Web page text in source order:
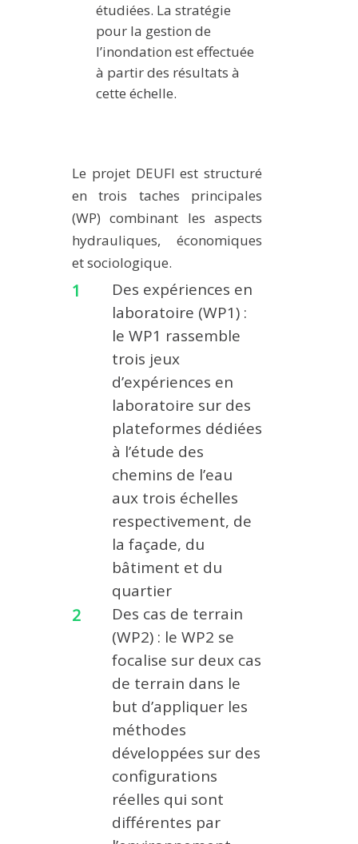
étudiées. La stratégie
pour la gestion de
l’inondation est effectuée
à partir des résultats à
cette échelle.
Le projet DEUFI est structuré
en trois taches principales
(WP) combinant les aspects
hydrauliques, économiques
et sociologique.
Des expériences en
laboratoire (WP1) :
le WP1 rassemble
trois jeux
d’expériences en
laboratoire sur des
plateformes dédiées
à l’étude des
chemins de l’eau
aux trois échelles
respectivement, de
la façade, du
bâtiment et du
quartier
Des cas de terrain
(WP2) : le WP2 se
focalise sur deux cas
de terrain dans le
but d’appliquer les
méthodes
développées sur des
configurations
réelles qui sont
différentes par